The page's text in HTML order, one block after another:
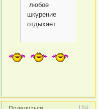
любое
шкурение
отдыхает...